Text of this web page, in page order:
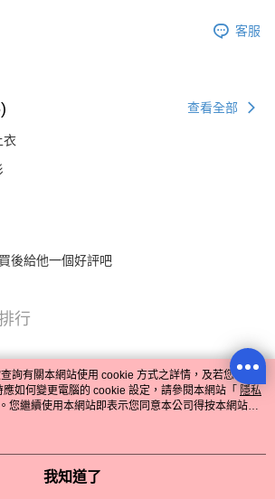
客服
查看全部
衣
後給他一個好評吧
行
詢有關本網站使用 cookie 方式之詳情，及若您不希
如何變更電腦的 cookie 設定，請參閱本網站「 隱私
您繼續使用本網站即表示您同意本公司得按本網站使
cookie。
我知道了